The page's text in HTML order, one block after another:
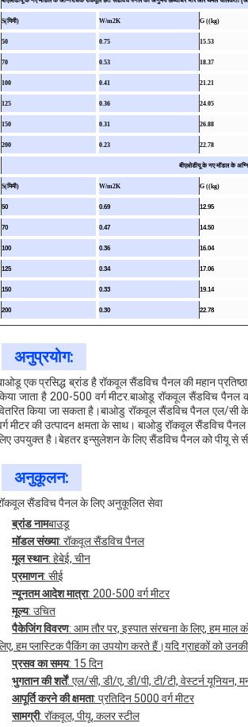
S(मिमी) W/m2K G ((kg)
50 0.75 15.53
70 0.53 18.37
100 0.41 21.21
125 0.36 24.05
150 0.31 26.88
200 0.23 22.78
बीएओडीयू के नए मॉडल के
S(मिमी) W/m2K G ((kg)
50 0.69 12.95
70 0.47 14.50
100 0.36 16.04
125 0.34 17.06
150 0.33 19.14
200 0.30 22.78
अनुप्रयोग:
एक प्रसिद्ध ब्रांड है रॉकवूल सैंडविच पैनल की महान
जाता है 200-500 वर्ग मीटर.बाओडू रॉकवूल सैंडविच पैनल
किया जा सकता है।बाओडु रॉकवूल सैंडविच पैनल एल/सी के
मीटर की उत्पादन क्षमता के साथ। बाओडु रॉकवूल सैंडविच
उपयुक्त है।बेहतर इन्सुलेशन के लिए सैंडविच पैनल को पीयू से
अनुकूलन:
सैंडविच पैनल के लिए अनुकूलित सेवा
ब्रांड नामबाउडू
मॉडल संख्या: रॉकवूल सैंडविच पैनल
मूल स्थान: हेबेई, चीन
प्रमाणन: सीई
न्यूनतम आदेश मात्रा: 200-500 वर्ग मीटर
मूल्य: उचित
पैकेजिंग विवरण: आम तौर पर, इस्पात संरचना के लिए, हम
हम प्लास्टिक पैकिंग का उपयोग करते हैं।यदि ग्राहकों को
प्रसव का समय: 15 दिन
भुगतान की शर्तें: एल/सी, डी/ए, डी/पी, टी/टी, वेस्टर्न यूनियन,
आपूर्ति करने की क्षमता: प्रतिदिन 5000 वर्ग मीटर
सामग्री: रॉकवूल, पीयू, कलर स्टील